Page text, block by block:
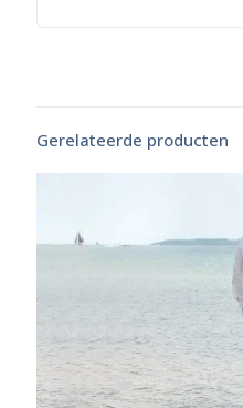
Gerelateerde producten